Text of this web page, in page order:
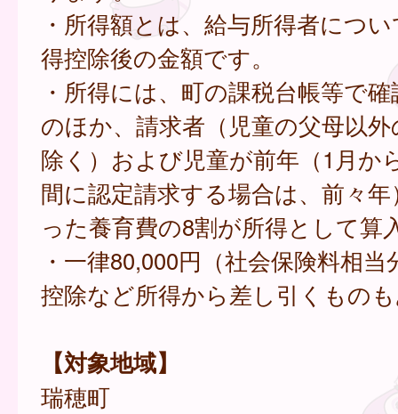
・所得額とは、給与所得者につ
得控除後の金額です。
・所得には、町の課税台帳等で
のほか、請求者（児童の父母以
除く）および児童が前年（1月か
間に認定請求する場合は、前々
った養育費の8割が所得として算
・一律80,000円（社会保険料相
控除など所得から差し引くもの
【対象地域】
瑞穂町